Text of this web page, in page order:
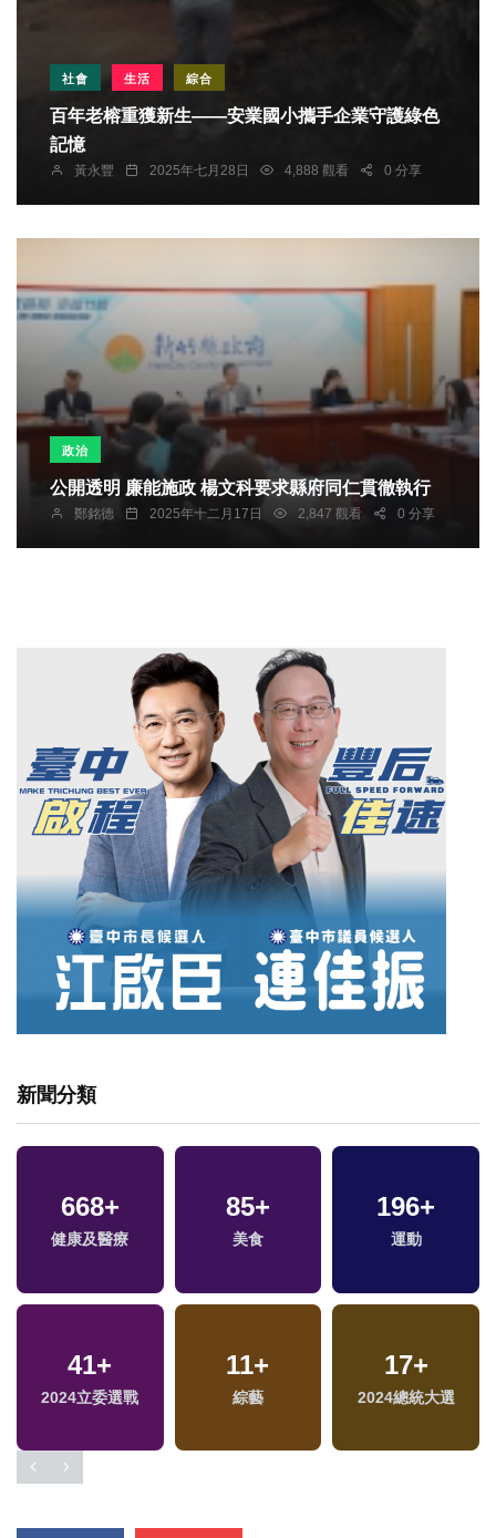
社會 生活 綜合
百年老榕重獲新生——安業國小攜手企業守護綠色
記憶
黃永豐 2025年七月28日 4,888 觀看 0 分享
政治
公開透明 廉能施政 楊文科要求縣府同仁貫徹執行
鄭銘德 2025年十二月17日 2,847 觀看 0 分享
新聞分類
668+
健康及醫療
85+
美食
196+
運動
41+
2024立委選戰
11+
綜藝
17+
2024總統大選
789+
文教
1+
兩岸藝苑天地
1607+
社會
15+
海峽論壇專區
13+
演唱會
81+
兩岸